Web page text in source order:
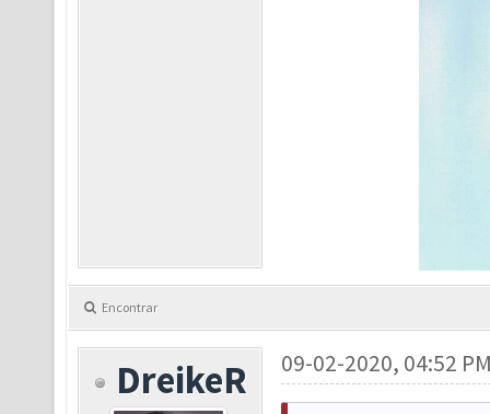
Encontrar
DreikeR 09-02-2020, 04:52